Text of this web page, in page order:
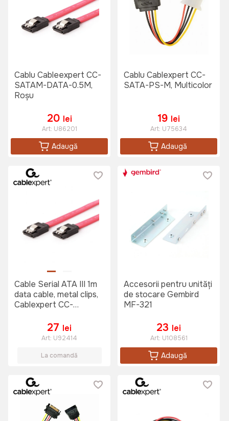
Cablu Cableexpert CC-
SATAM-DATA-0.5M,
Roșu
20 lei
Art: U86201
Adaugă
Cablu Cablexpert CC-
SATA-PS-M, Multicolor
19 lei
Art: U75634
Adaugă
Cable Serial ATA III 1m
data cable, metal clips,
Cablexpert CC-
27 lei
Art: U92414
La comandă
Accesorii pentru unități
de stocare Gembird
MF-321
23 lei
Art: U108561
Adaugă